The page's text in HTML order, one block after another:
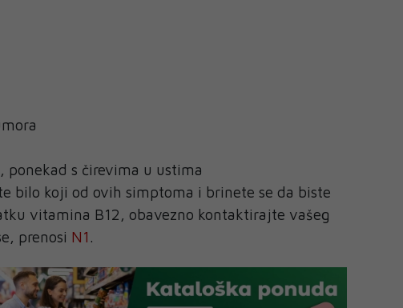
ponekad s čirevima u ustima
bilo koji od ovih simptoma i brinete se da biste
vitamina B12, obavezno kontaktirajte vašeg
prenosi N1 .